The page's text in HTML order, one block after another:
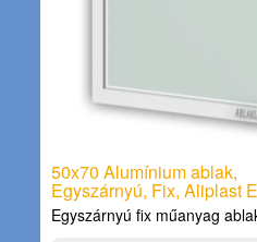
50x70 Alumínium ablak,
Egyszárnyú, Fix, Aliplast
Egyszárnyú fix műanyag